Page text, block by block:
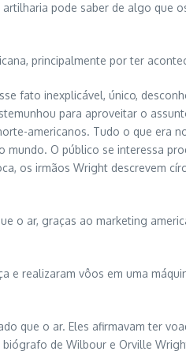
pode saber de algo que
principalmente por ter
fato inexplicável, único,
para aproveitar o
americanos. Tudo o que era
mundo. O público se interessa
os irmãos Wright descrevem
o ar, graças ao marketing
e realizaram vôos em uma
que o ar. Eles afirmavam ter
de Wilbour e Orville